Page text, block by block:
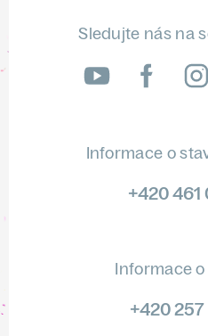
Sledujte nás na
Informace o
+420 461
Informace
+420 257